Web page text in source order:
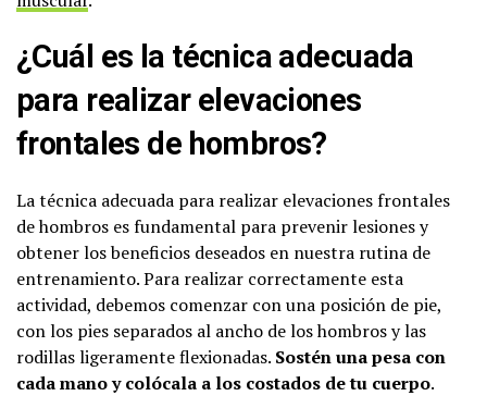
¿Cuál es la técnica adecuada
para realizar elevaciones
frontales de hombros?
La técnica adecuada para realizar elevaciones frontales
de hombros es fundamental para prevenir lesiones y
obtener los beneficios deseados en nuestra rutina de
entrenamiento. Para realizar correctamente esta
actividad, debemos comenzar con una posición de pie,
con los pies separados al ancho de los hombros y las
rodillas ligeramente flexionadas. Sostén una pesa con
cada mano y colócala a los costados de tu cuerpo.